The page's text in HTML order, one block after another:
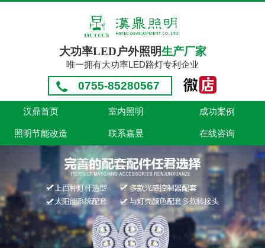
大功率LED户外照明生产厂家
唯一拥有大功率LED路灯专利企业
0755-85280567
汉鼎首页 室内照明 成功案例
照明节能改造 联系嘉昱 在线咨询